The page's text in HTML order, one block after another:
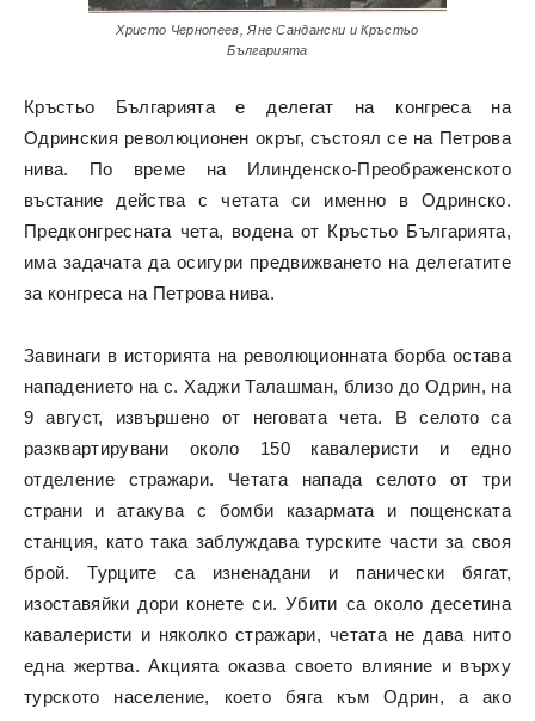
Христо Чернопеев, Яне Сандански и Кръстьо
Българията
Кръстьо Българията е делегат на конгреса на
Одринския революционен окръг, състоял се на Петрова
нива. По време на Илинденско-Преображенското
въстание действа с четата си именно в Одринско.
Предконгресната чета, водена от Кръстьо Българията,
има задачата да осигури предвижването на делегатите
за конгреса на Петрова нива.
Завинаги в историята на революционната борба остава
нападението на с. Хаджи Талашман, близо до Одрин, на
9 август, извършено от неговата чета. В селото са
разквартирувани около 150 кавалеристи и едно
отделениe стражари. Четата напада селото от три
страни и атакува с бомби казармата и пощенската
станция, като така заблуждава турските части за своя
брой. Турците са изненадани и панически бягат,
изоставяйки дори конете си. Убити са около десетина
кавалеристи и няколко стражари, четата не дава нито
една жертва. Акцията оказва своето влияние и върху
турското население, което бяга към Одрин, а ако